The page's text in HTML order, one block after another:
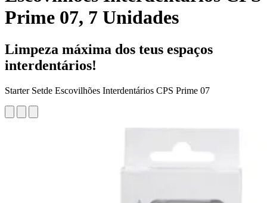
Prime 07, 7 Unidades
Limpeza máxima dos teus espaços
interdentários!
Starter Setde Escovilhões Interdentários CPS Prime 07